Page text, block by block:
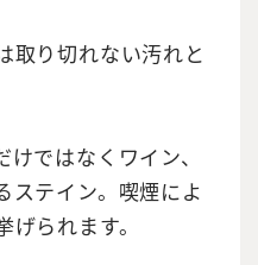
取り切れない汚れと
ではなくワイン、
ステイン。喫煙によ
られます。